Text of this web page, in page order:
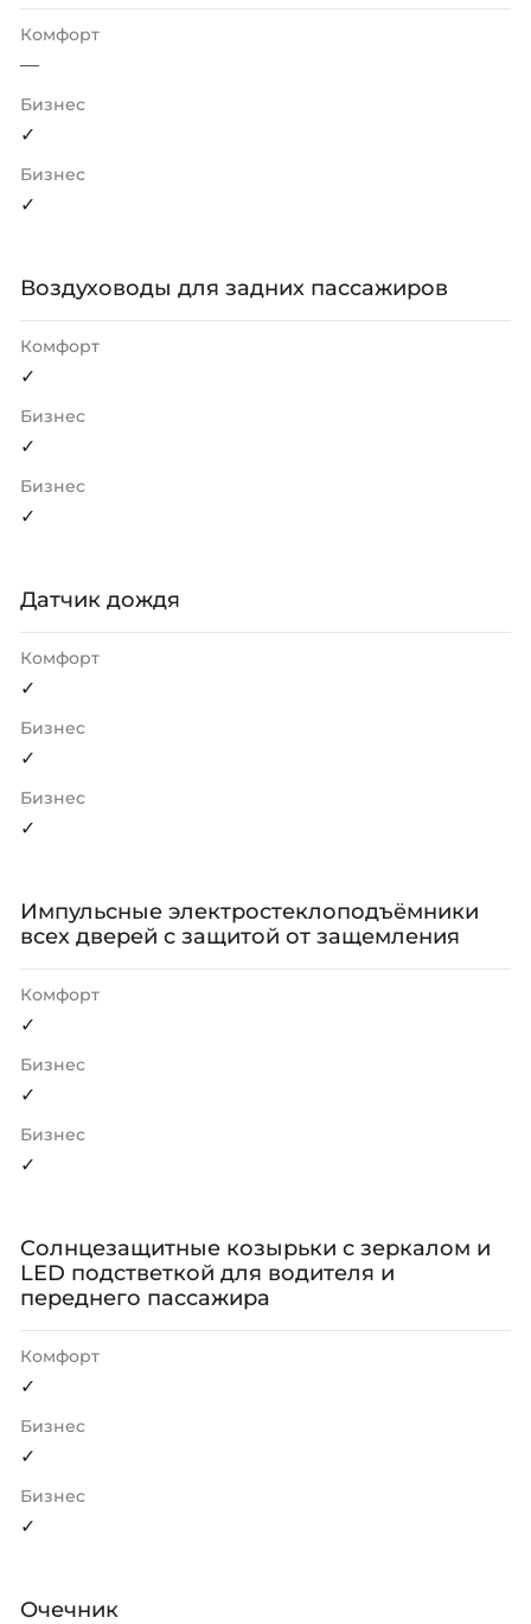
Комфорт
—
Бизнес
✓
Бизнес
✓
Воздуховоды для задних пассажиров
Комфорт
✓
Бизнес
✓
Бизнес
✓
Датчик дождя
Комфорт
✓
Бизнес
✓
Бизнес
✓
Импульсные электростеклоподъёмники
всех дверей с защитой от защемления
Комфорт
✓
Бизнес
✓
Бизнес
✓
Солнцезащитные козырьки с зеркалом и
LED подстветкой для водителя и
переднего пассажира
Комфорт
✓
Бизнес
✓
Бизнес
✓
Очечник